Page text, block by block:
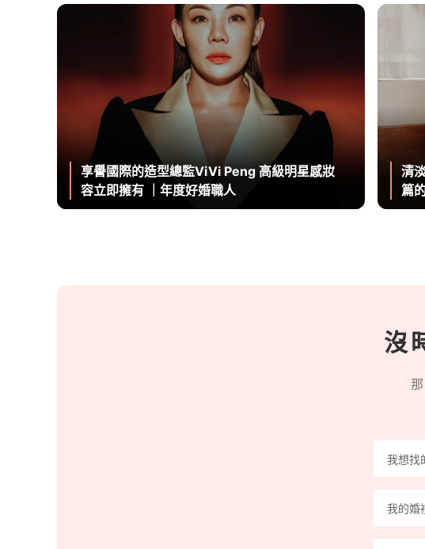
享譽國際的造型總監ViVi Peng 高級明星感妝
容立即擁有 ｜年度好婚職人
清
篇
沒